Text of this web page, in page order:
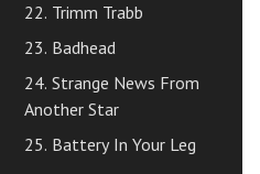
22. Trimm Trabb
23. Badhead
24. Strange News From
Another Star
25. Battery In Your Leg